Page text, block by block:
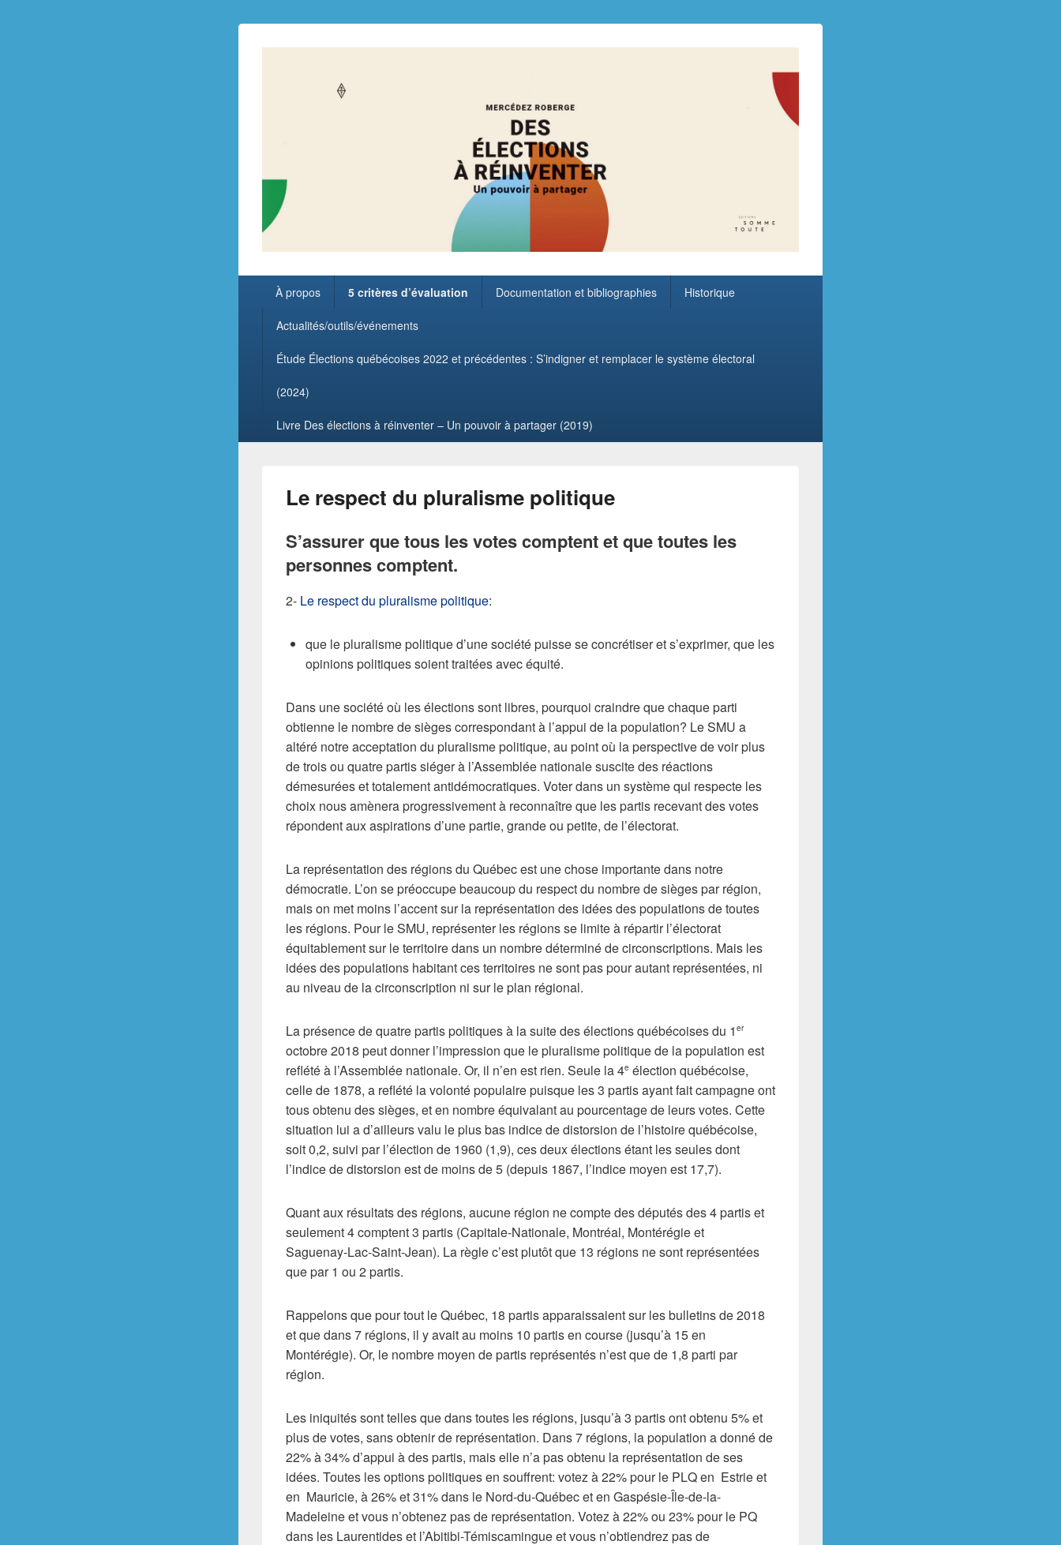
principalÀ propos 5 critères d’évaluation Documentation et bibliographies Historique
Actualités/outils/événements
Étude Élections québécoises 2022 et précédentes : S’indigner et remplacer le système électoral
(2024)
Livre Des élections à réinventer – Un pouvoir à partager (2019)
Le respect du pluralisme politique
S’assurer que tous les votes comptent et que toutes les
personnes comptent.
2- Le respect du pluralisme politique:
que le pluralisme politique d’une société puisse se concrétiser et s’exprimer, que les
opinions politiques soient traitées avec équité.
Dans une société où les élections sont libres, pourquoi craindre que chaque parti
obtienne le nombre de sièges correspondant à l’appui de la population? Le SMU a
altéré notre acceptation du pluralisme politique, au point où la perspective de voir plus
de trois ou quatre partis siéger à l’Assemblée nationale suscite des réactions
démesurées et totalement antidémocratiques. Voter dans un système qui respecte les
choix nous amènera progressivement à reconnaître que les partis recevant des votes
répondent aux aspirations d’une partie, grande ou petite, de l’électorat.
La représentation des régions du Québec est une chose importante dans notre
démocratie. L’on se préoccupe beaucoup du respect du nombre de sièges par région,
mais on met moins l’accent sur la représentation des idées des populations de toutes
les régions. Pour le SMU, représenter les régions se limite à répartir l’électorat
équitablement sur le territoire dans un nombre déterminé de circonscriptions. Mais les
idées des populations habitant ces territoires ne sont pas pour autant représentées, ni
au niveau de la circonscription ni sur le plan régional.
La présence de quatre partis politiques à la suite des élections québécoises du 1 er
octobre 2018 peut donner l’impression que le pluralisme politique de la population est
reflété à l’Assemblée nationale. Or, il n’en est rien. Seule la 4e élection québécoise,
celle de 1878, a reflété la volonté populaire puisque les 3 partis ayant fait campagne ont
tous obtenu des sièges, et en nombre équivalant au pourcentage de leurs votes. Cette
situation lui a d’ailleurs valu le plus bas indice de distorsion de l’histoire québécoise,
soit 0,2, suivi par l’élection de 1960 (1,9), ces deux élections étant les seules dont
l’indice de distorsion est de moins de 5 (depuis 1867, l’indice moyen est 17,7).
Quant aux résultats des régions, aucune région ne compte des députés des 4 partis et
seulement 4 comptent 3 partis (Capitale-Nationale, Montréal, Montérégie et
Saguenay‑Lac-Saint-Jean). La règle c’est plutôt que 13 régions ne sont représentées
que par 1 ou 2 partis.
Rappelons que pour tout le Québec, 18 partis apparaissaient sur les bulletins de 2018
et que dans 7 régions, il y avait au moins 10 partis en course (jusqu’à 15 en
Montérégie). Or, le nombre moyen de partis représentés n’est que de 1,8 parti par
région.
Les iniquités sont telles que dans toutes les régions, jusqu’à 3 partis ont obtenu 5% et
plus de votes, sans obtenir de représentation. Dans 7 régions, la population a donné de
22% à 34% d’appui à des partis, mais elle n’a pas obtenu la représentation de ses
idées. Toutes les options politiques en souffrent: votez à 22% pour le PLQ en Estrie et
en Mauricie, à 26% et 31% dans le Nord-du-Québec et en Gaspésie‑Île-de-la-
Madeleine et vous n’obtenez pas de représentation. Votez à 22% ou 23% pour le PQ
dans les Laurentides et l’Abitibi-Témiscamingue et vous n’obtiendrez pas de